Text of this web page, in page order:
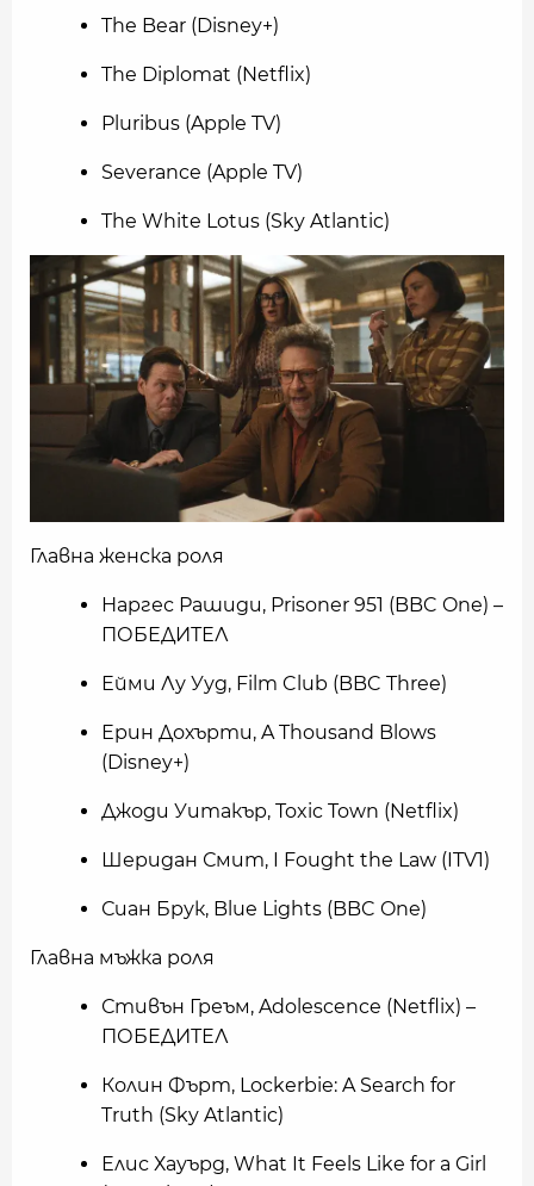
The Bear (Disney+)
The Diplomat (Netflix)
Pluribus (Apple TV)
Severance (Apple TV)
The White Lotus (Sky Atlantic)
Главна женска роля
Наргес Рашиди, Prisoner 951 (BBC One) –
ПОБЕДИТЕЛ
Ейми Лу Ууд, Film Club (BBC Three)
Ерин Дохърти, A Thousand Blows
(Disney+)
Джоди Уитакър, Toxic Town (Netflix)
Шеридан Смит, I Fought the Law (ITV1)
Сиан Брук, Blue Lights (BBC One)
Главна мъжка роля
Стивън Греъм, Adolescence (Netflix) –
ПОБЕДИТЕЛ
Колин Фърт, Lockerbie: A Search for
Truth (Sky Atlantic)
Елис Хауърд, What It Feels Like for a Girl